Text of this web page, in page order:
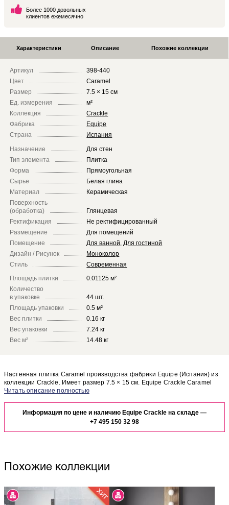
Более 1000 довольных
клиентов ежемесячно
Характеристики Описание Похожие коллекции
Артикул
398-440
Цвет
Caramel
Размер
7.5 × 15 см
Ед. измерения
м²
Коллекция
Crackle
Фабрика
Equipe
Страна
Испания
Назначение
Для стен
Тип элемента
Плитка
Форма
Прямоугольная
Сырье
Белая глина
Материал
Керамическая
Поверхность
(обработка)
Глянцевая
Ректификация
Не ректифицированный
Размещение
Для помещений
Помещение
Для ванной Для гостиной
Дизайн / Рисунок
Моноколор
Стиль
Современная
Площадь плитки
0.01125 м²
Количество
в упаковке
44 шт.
Площадь упаковки
0.5 м²
Вес плитки
0.16 кг
Вес упаковки
7.24 кг
Вес м²
14.48 кг
Настенная плитка Caramel производства фабрики Equipe (Испания) из
коллекции Crackle. Имеет размер 7.5 × 15 см. Equipe Crackle Caramel
отлично сочетается с другими элементами коллекции Crackle.
отделке Вашего помещения, закажите бесплатный дизайн-проект с
использованием элементов коллекции Equipe Crackle.
Информация по цене и наличию Equipe Crackle на складе —
+7 495 150 32 98
Похожие коллекции